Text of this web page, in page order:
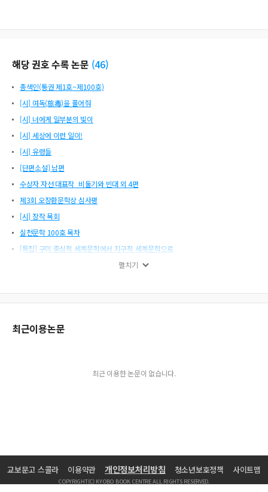
해당 권호 수록 논문 (46)
총색인(통권 제1호~제100호)
[시] 여독(旅毒)을 풀어줘
[시] 너에게 일부분의 빛이
[시] 세상에 이런 일이!
[시] 유령들
[단편소설] 남편
수상자 자선 대표작_비둘기와 빈대 외 4편
제3회 오장환문학상 심사평
[시] 장작 목회
실천문학 100호 목차
[특집] 구미 중심적 세계문학에서 지구적 세계문학으로
작가론_사실성과 신화성의 만남이 피워낸 꽃의 시
[시] 호모 텔레비전 사피엔스 4
[단편소설] 세상에 되돌릴 수 있는 건 아무것도 없다
[시] 오월
펼치기
최근이용논문
최근 이용한 논문이 없습니다.
교보문고 스콜라 이용약관 개인정보처리방침 청소년보호정책 사이트맵
COPYRIGHT(C) KYOBO BOOK CENTRE ALL RIGHTS RESERVED.